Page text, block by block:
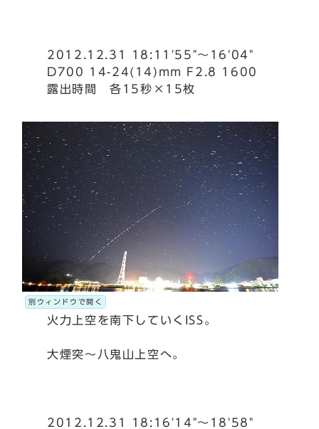
2012.12.31 18:11'55"～16'04"
D700 14-24(14)mm F2.8 1600
露出時間 各15秒×15枚
別ウィンドウで開く
火力上空を南下していくISS。
大煙突～八鬼山上空へ。
2012.12.31 18:16'14"～18'58"